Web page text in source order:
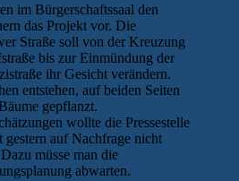
im Bürgerschaftssaal den
das Projekt vor. Die
Straße soll von der Kreuzung
bis zur Einmündung der
ihr Gesicht verändern.
entstehen, auf beiden Seiten
gepflanzt.
wollte die Pressestelle
gestern auf Nachfrage nicht
müsse man die
abwarten.